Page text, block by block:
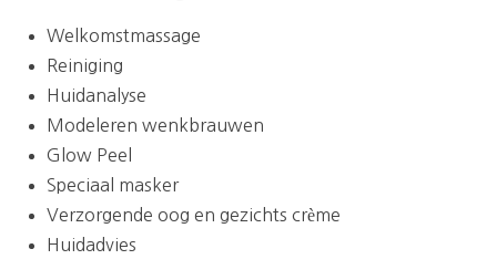
Welkomstmassage
Reiniging
Huidanalyse
Modeleren wenkbrauwen
Glow Peel
Speciaal masker
Verzorgende oog en gezichts crème
Huidadvies